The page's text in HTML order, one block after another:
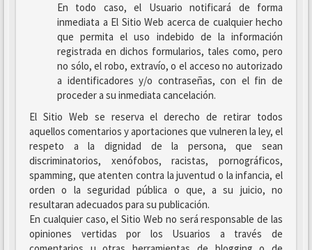
En todo caso, el Usuario notificará de forma
inmediata a El Sitio Web acerca de cualquier hecho
que permita el uso indebido de la información
registrada en dichos formularios, tales como, pero
no sólo, el robo, extravío, o el acceso no autorizado
a identificadores y/o contraseñas, con el fin de
proceder a su inmediata cancelación.
El Sitio Web se reserva el derecho de retirar todos
aquellos comentarios y aportaciones que vulneren la ley, el
respeto a la dignidad de la persona, que sean
discriminatorios, xenófobos, racistas, pornográficos,
spamming, que atenten contra la juventud o la infancia, el
orden o la seguridad pública o que, a su juicio, no
resultaran adecuados para su publicación.
En cualquier caso, el Sitio Web no será responsable de las
opiniones vertidas por los Usuarios a través de